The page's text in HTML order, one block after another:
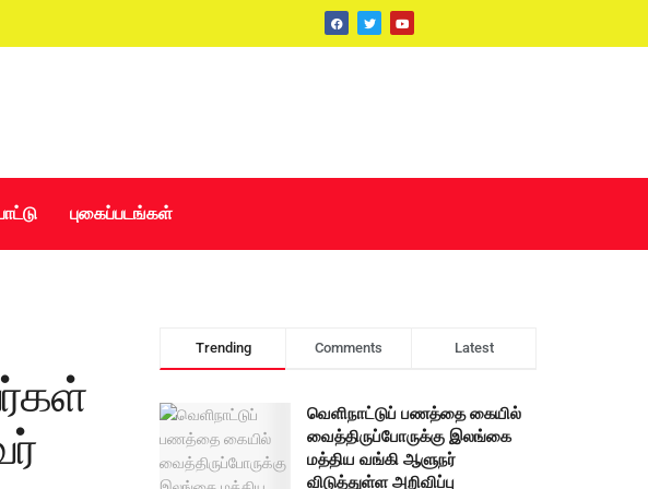
புகைப்படங்கள்
Trending Comments Latest
வெளிநாட்டுப் பணத்தை கையில்
வைத்திருப்போருக்கு இலங்கை
மத்திய வங்கி ஆளுநர்
விடுத்துள்ள அறிவிப்பு